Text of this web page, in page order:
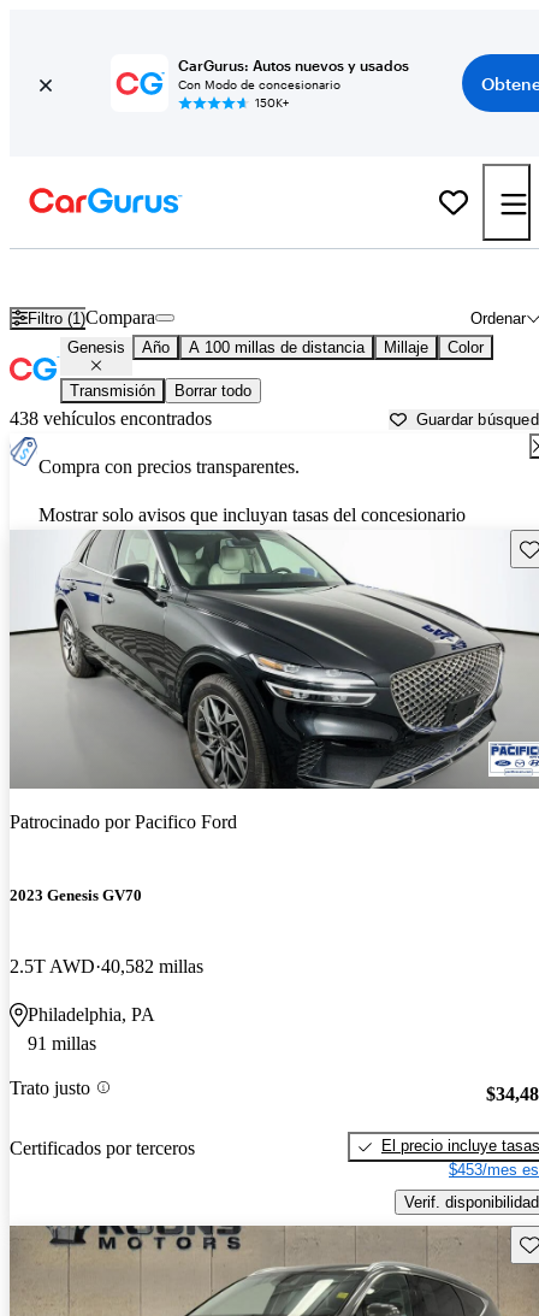
CarGurus: Autos nuevos y usados
Con Modo de concesionario
150K+
Filtro (1) Ordenar
Compara
Genesis Año A 100 millas de distancia Millaje Color
Transmisión Borrar todo
438 vehículos encontrados Guardar
Compra con precios transparentes.
Mostrar solo avisos que incluyan tasas del concesionario
Patrocinado porPacifico Ford
2023 Genesis GV70
2.5T AWD 40,582 millas
Philadelphia, PA
91 millas
Trato justo
Certificados por terceros
El precio incluye tasas
$453/mes
Verif. disponibilidad